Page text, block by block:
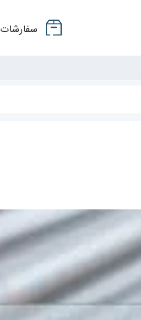
سفارشات